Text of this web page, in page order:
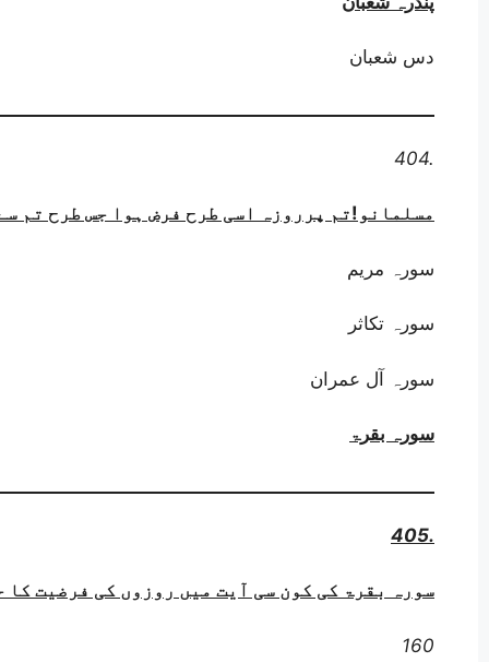
دس شعبان
404.
مسلمانو!تم پرروزہ اسی طرح فرض ہوا جس طرح تم
سورہ مریم
سورہ تکاثر
سورہ آل عمران
سورہ بقرۃ
405.
سورہ بقرۃ کی کون سی آیت میں روزوں کی فرضیت کا
160